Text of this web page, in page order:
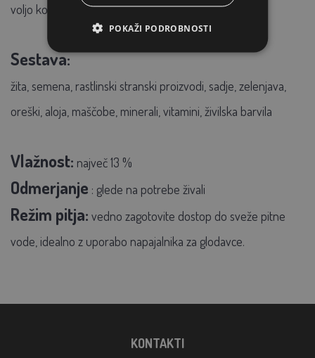
voljo kot osnovna krma.
Sestava:
žita, semena, rastlinski stranski proizvodi, sadje, zelenjava,
oreški, aloja, maščobe, minerali, vitamini, živilska barvila
Vlažnost: največ 13 %
Odmerjanje : glede na potrebe živali
Režim pitja: vedno zagotovite dostop do sveže pitne
vode, idealno z uporabo napajalnika za glodavce.
KONTAKTI
POKAŽI PODROBNOSTI